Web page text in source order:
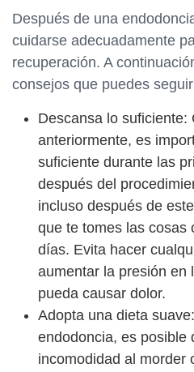
Después de una
cuidarse adecuadamente
recuperación. A
consejos que puedes
Descansa lo suficiente:
anteriormente, es
suficiente durante las
después del
incluso después de
que te tomes las cosas
días. Evita hacer
aumentar la presión en
pueda causar dolor.
Adopta una dieta
endodoncia, es posible
incomodidad al morder